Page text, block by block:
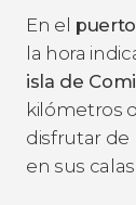
En el
la hora
isla de
kilómetros
disfrutar de
en sus